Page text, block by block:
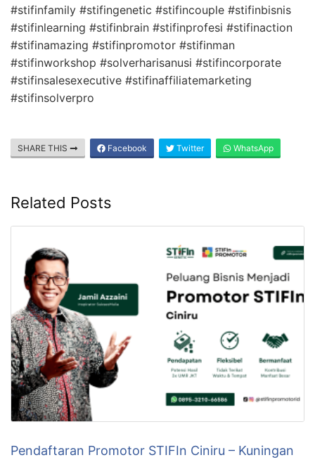
#stifinfamily #stifingenetic #stifincouple #stifinbisnis
#stifinlearning #stifinbrain #stifinprofesi #stifinaction
#stifinamazing #stifinpromotor #stifinman
#stifinworkshop #solverharisanusi #stifincorporate
#stifinsalesexecutive #stifinaffiliatemarketing
#stifinsolverpro
SHARE THIS Facebook Twitter WhatsApp
Related Posts
Pendaftaran Promotor STIFIn Ciniru – Kuningan